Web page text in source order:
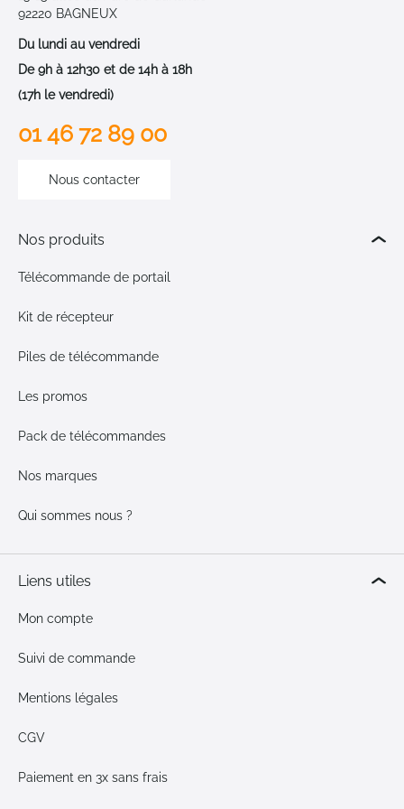
92220 BAGNEUX
Du lundi au vendredi
De 9h à 12h30 et de 14h à 18h
(17h le vendredi)
01 46 72 89 00
Nous contacter
Nos produits
Télécommande de portail
Kit de récepteur
Piles de télécommande
Les promos
Pack de télécommandes
Nos marques
Qui sommes nous ?
Liens utiles
Mon compte
Suivi de commande
Mentions légales
CGV
Paiement en 3x sans frais